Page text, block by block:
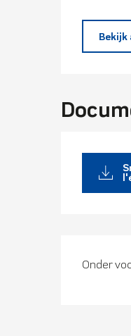
Sneeuwschoen wandeling L'arête de
Onder